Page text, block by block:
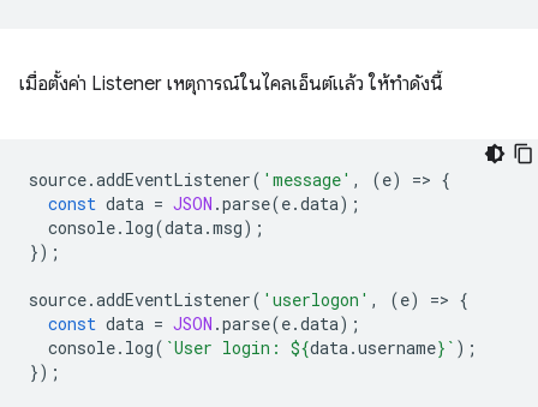
เมื่อตั้งค่า Listener เหตุการณ์ในไคลเอ็นต์แล้ว ให้ทำดังนี้
source.addEventListener( 'message' , (e) => {
const data = JSON .parse(e.data);
console. log(data.msg);
});
source.addEventListener( 'userlogon' , (e) => {
const data = JSON .parse(e.data);
console. log( `User login: ${data.username} ` );
});